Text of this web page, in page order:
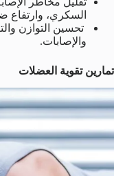
السكري، وارتفاع
تحسين التوازن
والإصابات.
تمارين تقوية العضلات